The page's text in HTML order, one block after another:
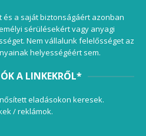
a saját biztonságáért azonban
sérülésekért vagy anyagi
Nem vállalunk felelősséget az
helyességéért sem.
A LINKEKRŐL*
eladásokon keresek.
/ reklámok.